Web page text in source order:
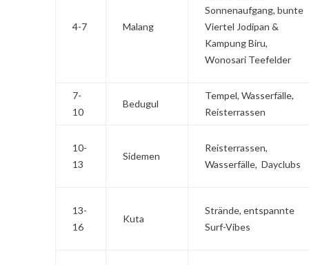
4-7 Malang
Sonnenaufgang, bunte
Viertel Jodipan &
Kampung Biru,
Wonosari Teefelder
7-
10
Bedugul
Tempel, Wasserfälle,
Reisterrassen
10-
13
Sidemen
Reisterrassen,
Wasserfälle, Dayclubs
13-
16
Kuta
Strände, entspannte
Surf-Vibes